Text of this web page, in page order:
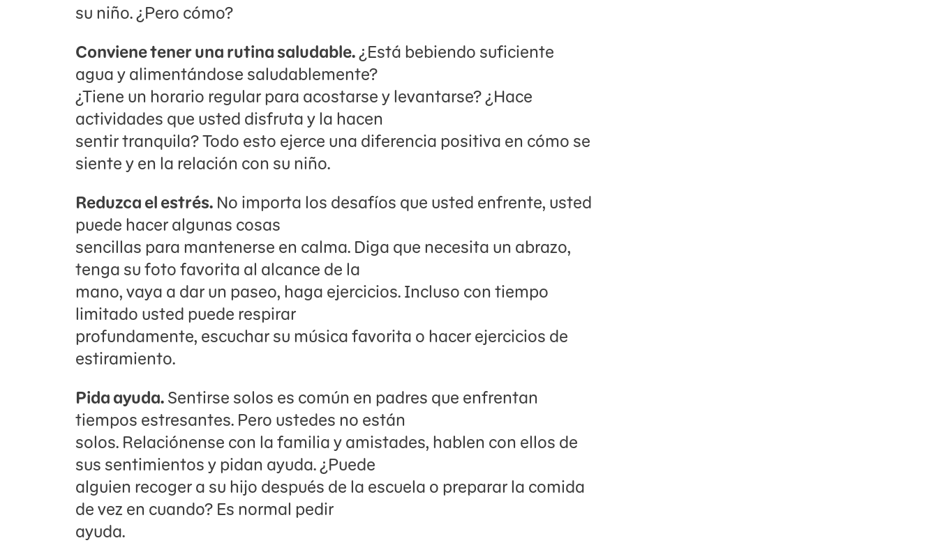
su niño. ¿Pero cómo?
Conviene tener una rutina saludable.¿Está bebiendo suficiente
agua y alimentándose saludablemente?
¿Tiene un horario regular para acostarse y levantarse? ¿Hace
actividades que usted disfruta y la hacen
sentir tranquila? Todo esto ejerce una diferencia positiva en cómo se
siente y en la relación con su niño.
Reduzca el estrés. No importa los desafíos que usted enfrente, usted
puede hacer algunas cosas
sencillas para mantenerse en calma. Diga que necesita un abrazo,
tenga su foto favorita al alcance de la
mano, vaya a dar un paseo, haga ejercicios. Incluso con tiempo
limitado usted puede respirar
profundamente, escuchar su música favorita o hacer ejercicios de
estiramiento.
Pida ayuda.Sentirse solos es común en padres que enfrentan
tiempos estresantes. Pero ustedes no están
solos. Relaciónense con la familia y amistades, hablen con ellos de
sus sentimientos y pidan ayuda. ¿Puede
alguien recoger a su hijo después de la escuela o preparar la comida
de vez en cuando? Es normal pedir
ayuda.